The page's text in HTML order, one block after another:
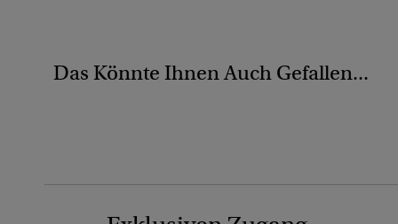
Das Könnte Ihnen Auch Gefallen...